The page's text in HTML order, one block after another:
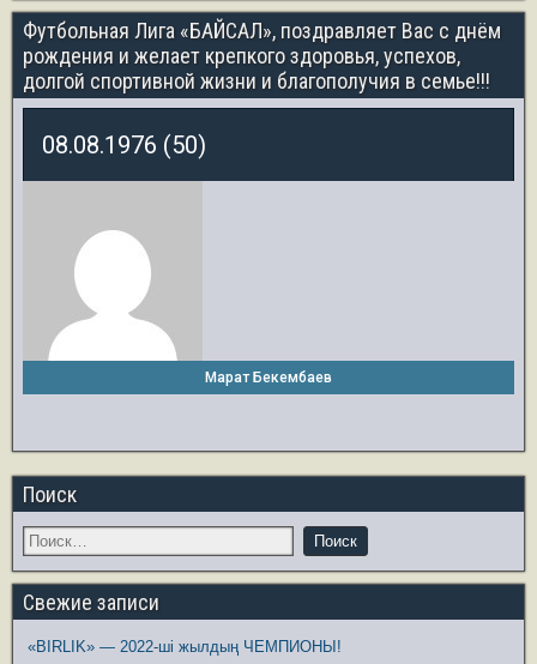
Футбольная Лига «БАЙСАЛ», поздравляет Вас с днём
рождения и желает крепкого здоровья, успехов,
долгой спортивной жизни и благополучия в семье!!!
08.08.1976 (50)
Марат Бекембаев
Поиск
Свежие записи
«BIRLIK» — 2022-ші жылдың ЧЕМПИОНЫ!